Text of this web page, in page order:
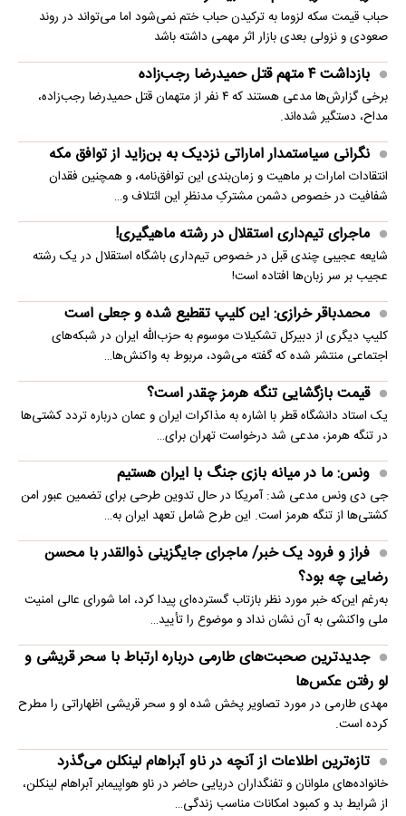
حباب قیمت سکه لزوما به ترکیدن حباب ختم نمی‌شود اما می‌تواند در روند
صعودی و نزولی بعدی بازار اثر مهمی داشته باشد
بازداشت ۴ متهم قتل حمیدرضا رجب‌زاده
برخی گزارش‌ها مدعی هستند که ۴ نفر از متهمان قتل حمیدرضا رجب‌زاده،
مداح، دستگیر شده‌اند.
نگرانی سیاستمدار اماراتی نزدیک به بن‌زاید از توافق مکه
انتقادات امارات بر ماهیت و زمان‌بندی این توافق‌نامه، و همچنین فقدان
شفافیت در خصوص دشمن مشترکِ مدنظرِ این ائتلاف و…
ماجرای تیم‌داری استقلال در رشته ماهیگیری!
شایعه عجیبی چندی قبل در خصوص تیم‌داری باشگاه استقلال در یک رشته
عجیب بر سر زبان‌ها افتاده است!
محمدباقر خرازی: این کلیپ تقطیع شده و جعلی است
کلیپ دیگری از دبیرکل تشکیلات موسوم به حزب‌الله ایران در شبکه‌های
اجتماعی منتشر شده که گفته می‌شود، مربوط به واکنش‌ها…
قیمت بازگشایی تنگه هرمز چقدر است؟
یک استاد دانشگاه قطر با اشاره به مذاکرات ایران و عمان درباره تردد کشتی‌ها
در تنگه هرمز، مدعی شد درخواست تهران برای…
ونس: ما در میانه بازی جنگ با ایران هستیم
جی دی ونس مدعی شد: آمریکا در حال تدوین طرحی برای تضمین عبور امن
کشتی‌ها از تنگه هرمز است. این طرح شامل تعهد ایران به…
فراز و فرود یک خبر/ ماجرای جایگزینی ذوالقدر با محسن
رضایی چه بود؟
به‌رغم این‌که خبر مورد نظر بازتاب گسترده‌ای پیدا کرد، اما شورای عالی امنیت
ملی واکنشی به آن نشان نداد و موضوع را تأیید…
جدیدترین صحبت‌های طارمی درباره ارتباط با سحر قریشی و
لو رفتن عکس‌ها
مهدی طارمی در مورد تصاویر پخش شده او و سحر قریشی اظهاراتی را مطرح
کرده است.
تازه‌ترین اطلاعات از آنچه در ناو آبراهام لینکلن می‌گذرد
خانواده‌های ملوانان و تفنگداران دریایی حاضر در ناو هواپیمابر آبراهام لینکلن،
از شرایط بد و کمبود امکانات مناسب زندگی…